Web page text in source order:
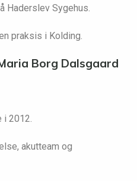
Haderslev Sygehus.
praksis i Kolding.
Borg Dalsgaard
i 2012.
akutteam og